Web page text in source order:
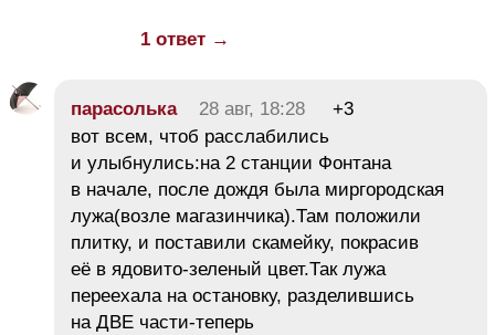
1 ответ →
парасолька 28 авг, 18:28
+3
вот всем, чтоб расслабились
и улыбнулись:на 2 станции Фонтана
в начале, после дождя была миргородская
лужа(возле магазинчика).Там положили
плитку, и поставили скамейку, покрасив
её в ядовито-зеленый цвет.Так лужа
переехала на остановку, разделившись
на ДВЕ части-теперь